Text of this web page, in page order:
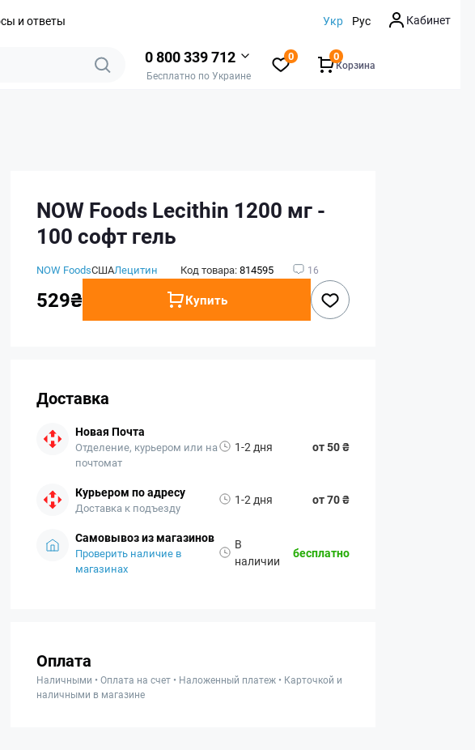
и ответы Укр Рус Кабинет
0 800 339 712
Бесплатно по Украине
0
Корзина
0
NOW Foods Lecithin 1200 мг -
100 софт гель
NOW FoodsСШАЛецитин Код товара:814595 16
529₴ Купить
Доставка
Новая Почта
Отделение, курьером или на
почтомат
1-2 дня от 50 ₴
Курьером по адресу
Доставка к подъезду
1-2 дня от 70 ₴
Самовывоз из магазинов
Проверить наличие в
магазинах
В
наличии
бесплатно
Оплата
Наличными • Оплата на счет • Наложенный платеж • Карточкой и
наличными в магазине